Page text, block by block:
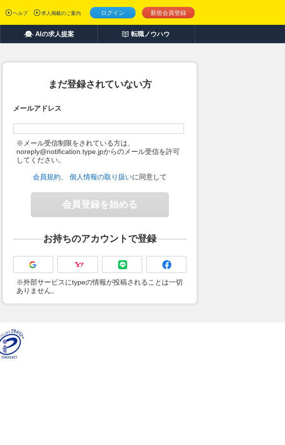
ログイン 新規会員登録
ヘルプ 求人掲載のご案内
AIの求人提案 転職ノウハウ
まだ登録されていない方
メールアドレス
※メール受信制限をされている方は、
noreply@notification.type.jpからのメール受信を許可
してください。
会員規約 個人情報の取り扱いに同意して
会員登録を始める
お持ちのアカウントで登録
※外部サービスにtypeの情報が投稿されることは一切
ありません。